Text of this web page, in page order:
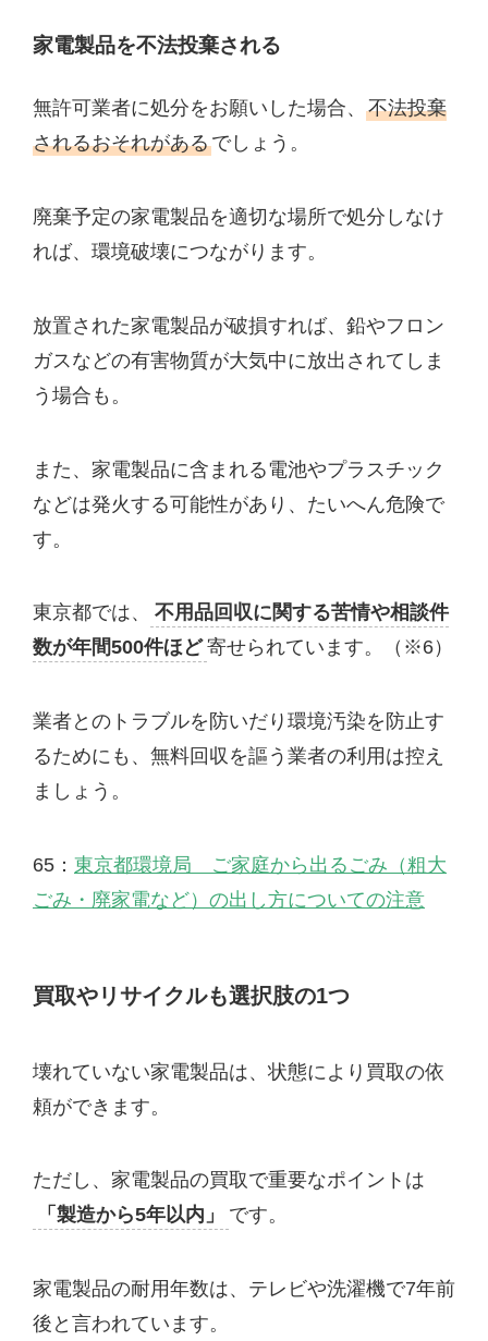
家電製品を不法投棄される
無許可業者に処分をお願いした場合、 不法投棄
されるおそれがあるでしょう。
廃棄予定の家電製品を適切な場所で処分しなけ
れば、環境破壊につながります。
放置された家電製品が破損すれば、鉛やフロン
ガスなどの有害物質が大気中に放出されてしま
う場合も。
また、家電製品に含まれる電池やプラスチック
などは発火する可能性があり、たいへん危険で
す。
東京都では、
不用品回収に関する苦情や相談件
数が年間500件ほど 寄せられています。（※6）
業者とのトラブルを防いだり環境汚染を防止す
るためにも、無料回収を謳う業者の利用は控え
ましょう。
65： 東京都環境局 ご家庭から出るごみ（粗大
ごみ・廃家電など）の出し方についての注意
買取やリサイクルも選択肢の1つ
壊れていない家電製品は、状態により買取の依
頼ができます。
ただし、家電製品の買取で重要なポイントは
「製造から5年以内」
です。
家電製品の耐用年数は、テレビや洗濯機で7年前
後と言われています。